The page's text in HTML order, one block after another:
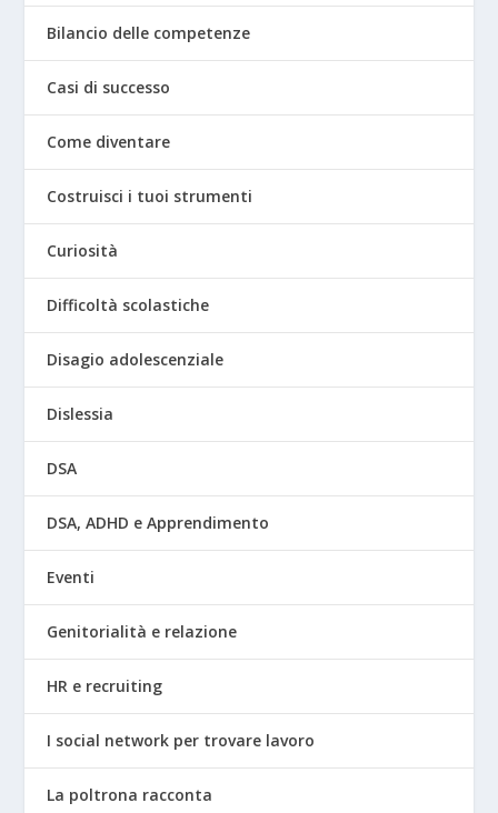
Bilancio delle competenze
Casi di successo
Come diventare
Costruisci i tuoi strumenti
Curiosità
Difficoltà scolastiche
Disagio adolescenziale
Dislessia
DSA
DSA, ADHD e Apprendimento
Eventi
Genitorialità e relazione
HR e recruiting
I social network per trovare lavoro
La poltrona racconta